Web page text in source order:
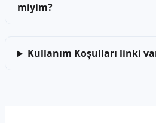
miyim?
Kullanım Koşulları linki